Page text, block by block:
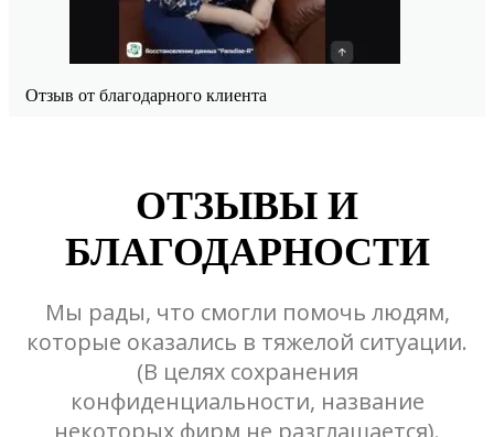
Отзыв от благодарного клиента
ОТЗЫВЫ И
БЛАГОДАРНОСТИ
Мы рады, что смогли помочь людям,
которые оказались в тяжелой ситуации.
(В целях сохранения
конфиденциальности, название
некоторых фирм не разглашается).